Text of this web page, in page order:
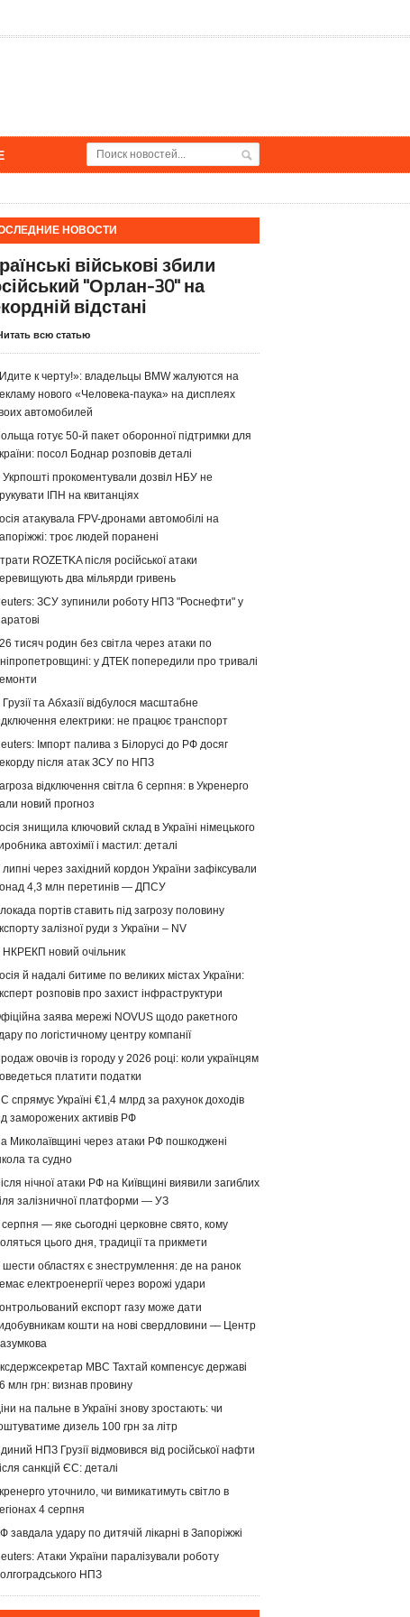
НОВОСТИ
військові збили
"Орлан-30" на
відстані
всю статью
к черту!»: владельцы BMW жалуются на
нового «Человека-паука» на дисплеях
автомобилей
готує 50-й пакет оборонної підтримки для
посол Боднар розповів деталі
Укрпошті прокоментували дозвіл НБУ не
ІПН на квитанціях
атакувала FPV-дронами автомобілі на
троє людей поранені
ROZETKA після російської атаки
два мільярди гривень
ЗСУ зупинили роботу НПЗ "Роснефти" у
тисяч родин без світла через атаки по
у ДТЕК попередили про тривалі
та Абхазії відбулося масштабне
електрики: не працює транспорт
Імпорт палива з Білорусі до РФ досяг
після атак ЗСУ по НПЗ
відключення світла 6 серпня: в Укренерго
новий прогноз
знищила ключовий склад в Україні німецького
автохімії і мастил: деталі
через західний кордон України зафіксували
4,3 млн перетинів — ДПСУ
портів ставить під загрозу половину
залізної руди з України – NV
НКРЕКП новий очільник
й надалі битиме по великих містах України:
розповів про захист інфраструктури
заява мережі NOVUS щодо ракетного
по логістичному центру компанії
овочів із городу у 2026 році: коли українцям
платити податки
спрямує Україні €1,4 млрд за рахунок доходів
заморожених активів РФ
Миколаївщині через атаки РФ пошкоджені
та судно
нічної атаки РФ на Київщині виявили загиблих
залізничної платформи — УЗ
— яке сьогодні церковне свято, кому
цього дня, традиції та прикмети
шести областях є знеструмлення: де на ранок
електроенергії через ворожі удари
експорт газу може дати
кошти на нові свердловини — Центр
МВС Тахтай компенсує державі
млн грн: визнав провину
на пальне в Україні знову зростають: чи
дизель 100 грн за літр
НПЗ Грузії відмовився від російської нафти
санкцій ЄС: деталі
уточнило, чи вимикатимуть світло в
4 серпня
завдала удару по дитячій лікарні в Запоріжжі
Атаки України паралізували роботу
НПЗ